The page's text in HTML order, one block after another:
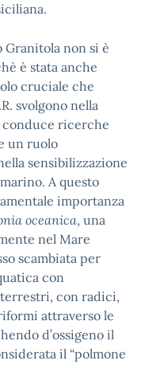
Granitola non si è
è stata anche
cruciale che
svolgono nella
conduce ricerche
un ruolo
sensibilizzazione
A questo
importanza
oceanica, una
nel Mare
scambiata per
con
con radici,
attraverso le
d’ossigeno il
il “polmone